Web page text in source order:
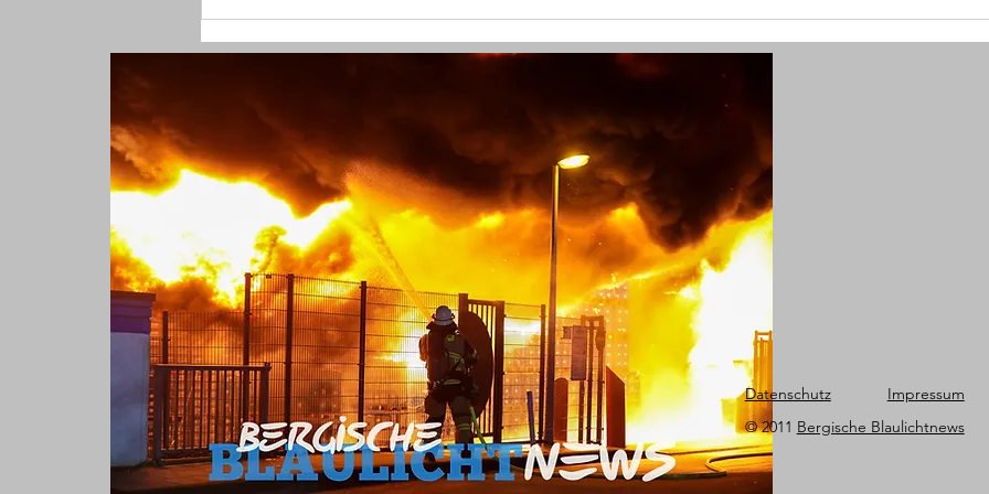
Datenschutz
Impressum
© 2011 Bergische Blaulichtnews